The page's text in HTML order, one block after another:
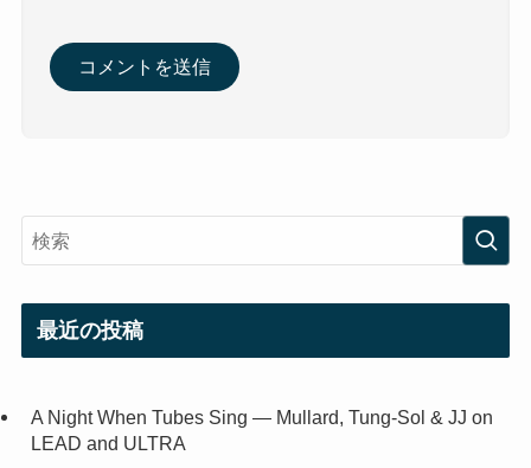
最近の投稿
A Night When Tubes Sing — Mullard, Tung-Sol & JJ on
LEAD and ULTRA